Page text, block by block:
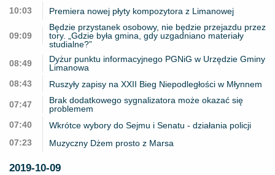
10:03
Premiera nowej płyty kompozytora z Limanowej
09:09
Będzie przystanek osobowy, nie będzie przejazdu przez
tory. „Gdzie była gmina, gdy uzgadniano materiały
studialne?”
08:49
Dyżur punktu informacyjnego PGNiG w Urzędzie Gminy
Limanowa
08:43
Ruszyły zapisy na XXII Bieg Niepodległości w Młynnem
07:47
Brak dodatkowego sygnalizatora może okazać się
problemem
07:40
Wkrótce wybory do Sejmu i Senatu - działania policji
07:23
Muzyczny Dżem prosto z Marsa
2019-10-09